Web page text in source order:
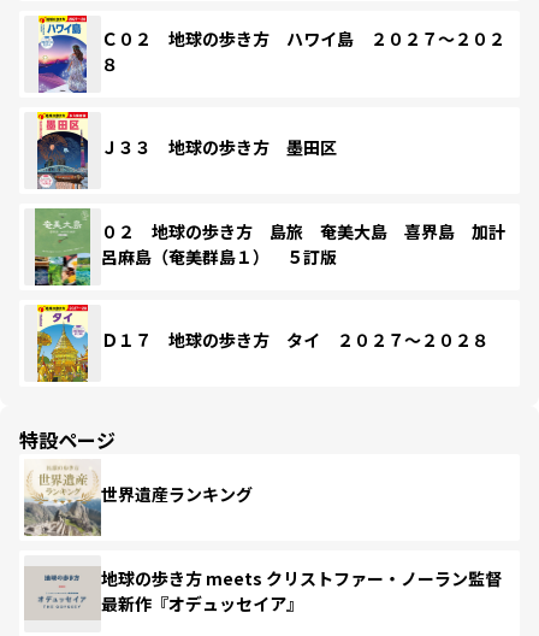
Ｃ０２ 地球の歩き方 ハワイ島 ２０２７～２０２
８
Ｊ３３ 地球の歩き方 墨田区
０２ 地球の歩き方 島旅 奄美大島 喜界島 加計
呂麻島（奄美群島１） ５訂版
Ｄ１７ 地球の歩き方 タイ ２０２７～２０２８
特設ページ
世界遺産ランキング
地球の歩き方 meets クリストファー・ノーラン監督
最新作『オデュッセイア』